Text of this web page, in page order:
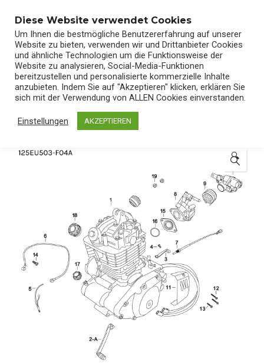
Start/Shop/Ersatzteile
🔍
Diese Website verwendet Cookies
Um Ihnen die bestmögliche Benutzererfahrung auf unserer
Website zu bieten, verwenden wir und Drittanbieter Cookies
und ähnliche Technologien um die Funktionsweise der
Website zu analysieren, Social-Media-Funktionen
bereitzustellen und personalisierte kommerzielle Inhalte
anzubieten. Indem Sie auf "Akzeptieren" klicken, erklären Sie
sich mit der Verwendung von ALLEN Cookies einverstanden.
Einstellungen AKZEPTIEREN